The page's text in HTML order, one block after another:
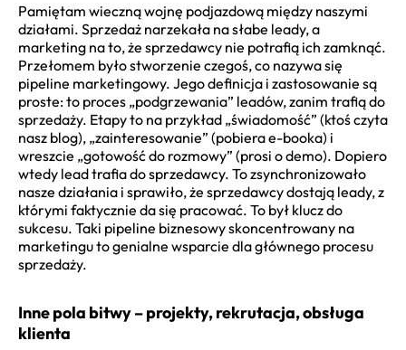
Pamiętam wieczną wojnę podjazdową między naszymi
działami. Sprzedaż narzekała na słabe leady, a
marketing na to, że sprzedawcy nie potrafią ich zamknąć.
Przełomem było stworzenie czegoś, co nazywa się
pipeline marketingowy. Jego definicja i zastosowanie są
proste: to proces „podgrzewania” leadów, zanim trafią do
sprzedaży. Etapy to na przykład „świadomość” (ktoś czyta
nasz blog), „zainteresowanie” (pobiera e-booka) i
wreszcie „gotowość do rozmowy” (prosi o demo). Dopiero
wtedy lead trafia do sprzedawcy. To zsynchronizowało
nasze działania i sprawiło, że sprzedawcy dostają leady, z
którymi faktycznie da się pracować. To był klucz do
sukcesu. Taki pipeline biznesowy skoncentrowany na
marketingu to genialne wsparcie dla głównego procesu
sprzedaży.
Inne pola bitwy – projekty, rekrutacja, obsługa
klienta